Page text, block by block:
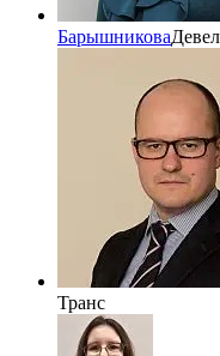
Барышникова
Транс